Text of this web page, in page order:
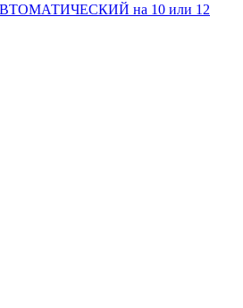
на 10 или 12